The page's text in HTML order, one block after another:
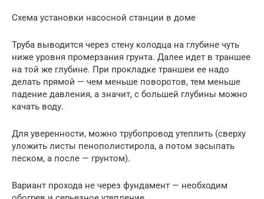
Схема установки насосной станции в доме
Труба выводится через стену колодца на глубине чуть
ниже уровня промерзания грунта. Далее идет в траншее
на той же глубине. При прокладке траншеи ее надо
делать прямой — чем меньше поворотов, тем меньше
падение давления, а значит, с большей глубины можно
качать воду.
Для уверенности, можно трубопровод утеплить (сверху
уложить листы пенополистирола, а потом засыпать
песком, а после — грунтом).
Вариант прохода не через фундамент — необходим